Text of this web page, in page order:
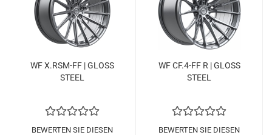
WF X.RSM-​FF | GLOSS
STEEL
BEWERTEN SIE DIESEN
WF CF.4-FF R | GLOSS
STEEL
BEWERTEN SIE DIESEN